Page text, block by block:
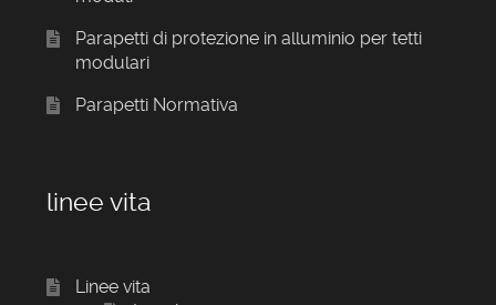
Parapetti di protezione in alluminio per tetti
modulari
Parapetti Normativa
linee vita
Linee vita